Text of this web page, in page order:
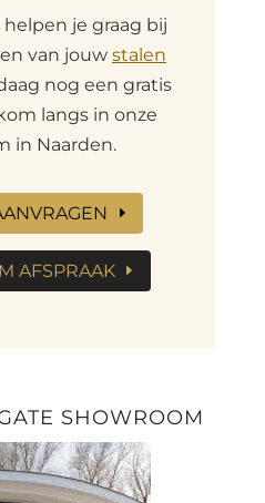
je graag bij
van jouw stalen
nog een gratis
langs in onze
in Naarden.
AFSPRAAK
SHOWROOM